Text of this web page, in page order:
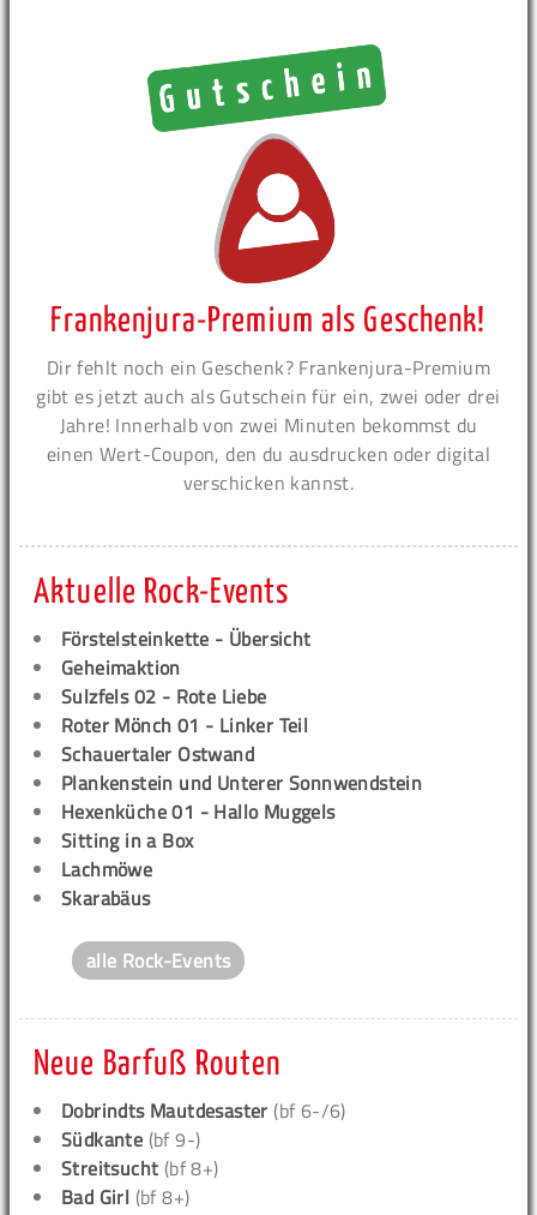
Frankenjura-Premium als Geschenk!
Dir fehlt noch ein Geschenk? Frankenjura-Premium
gibt es jetzt auch als Gutschein für ein, zwei oder drei
Jahre! Innerhalb von zwei Minuten bekommst du
einen Wert-Coupon, den du ausdrucken oder digital
verschicken kannst.
Aktuelle Rock-Events
Förstelsteinkette - Übersicht
Geheimaktion
Sulzfels 02 - Rote Liebe
Roter Mönch 01 - Linker Teil
Schauertaler Ostwand
Plankenstein und Unterer Sonnwendstein
Hexenküche 01 - Hallo Muggels
Sitting in a Box
Lachmöwe
Skarabäus
alle Rock-Events
Neue Barfuß Routen
Dobrindts Mautdesaster (bf 6-/6)
Südkante (bf 9-)
Streitsucht (bf 8+)
Bad Girl (bf 8+)